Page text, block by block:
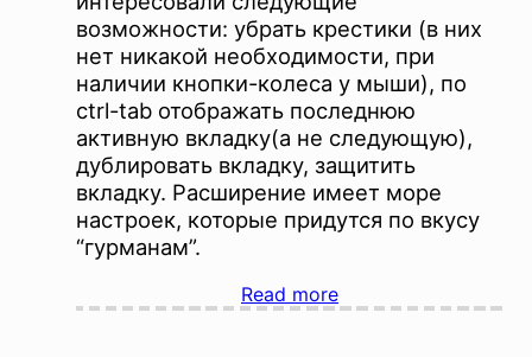
возможности: убрать крестики (в них
нет никакой необходимости, при
наличии кнопки-колеса у мыши), по
ctrl-tab отображать последнюю
активную вкладку(а не следующую),
дублировать вкладку, защитить
вкладку. Расширение имеет море
настроек, которые придутся по вкусу
“гурманам”.
Read more